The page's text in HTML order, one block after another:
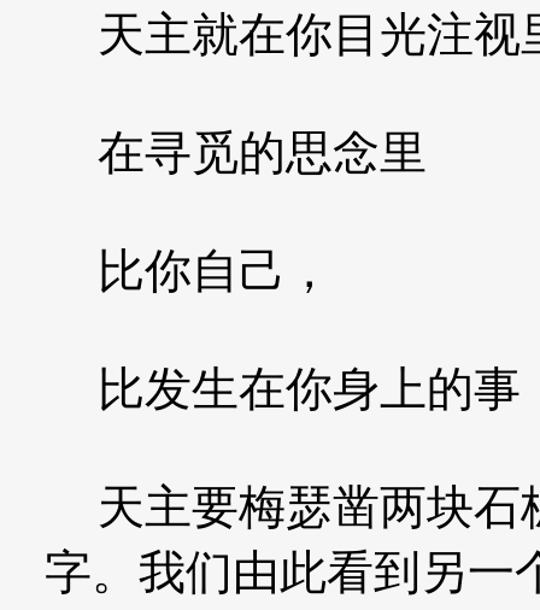
天主就在你目光注视
在寻觅的思念里
比你自己，
比发生在你身上的事
天主要梅瑟凿两块石
字。我们由此看到另一